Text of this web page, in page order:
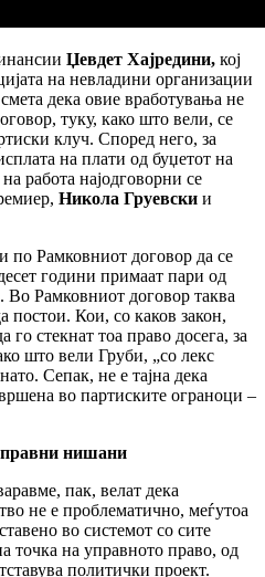
Џевдет Хајредини, кој
на невладини организации
дека овие вработувања не
туку, како што вели, се
клуч. Според него, за
на плати од буџетот на
работа најодговорни се
Никола Груевски и
по Рамковниот договор да се
години примаат пари од
Во Рамковниот договор таква
Кои, со каков закон,
го стекнат тоа право досега, за
што вели Груби, „со лекс
Сепак, не е тајна дека
во партиските ограноци –
правни нишани
пак, велат дека
не е проблематично, меѓутоа
во системот со сите
точка на управното право, од
политички проект.